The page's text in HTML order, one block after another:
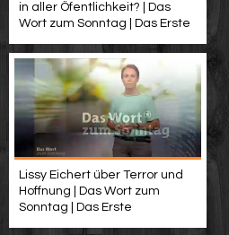
in aller Öfentlichkeit? | Das
Wort zum Sonntag | Das Erste
Lissy Eichert über Terror und
Hoffnung | Das Wort zum
Sonntag | Das Erste